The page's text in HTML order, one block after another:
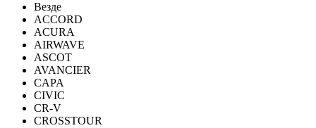
Везде
ACCORD
ACURA
AIRWAVE
ASCOT
AVANCIER
CAPA
CIVIC
CR-V
CROSSTOUR